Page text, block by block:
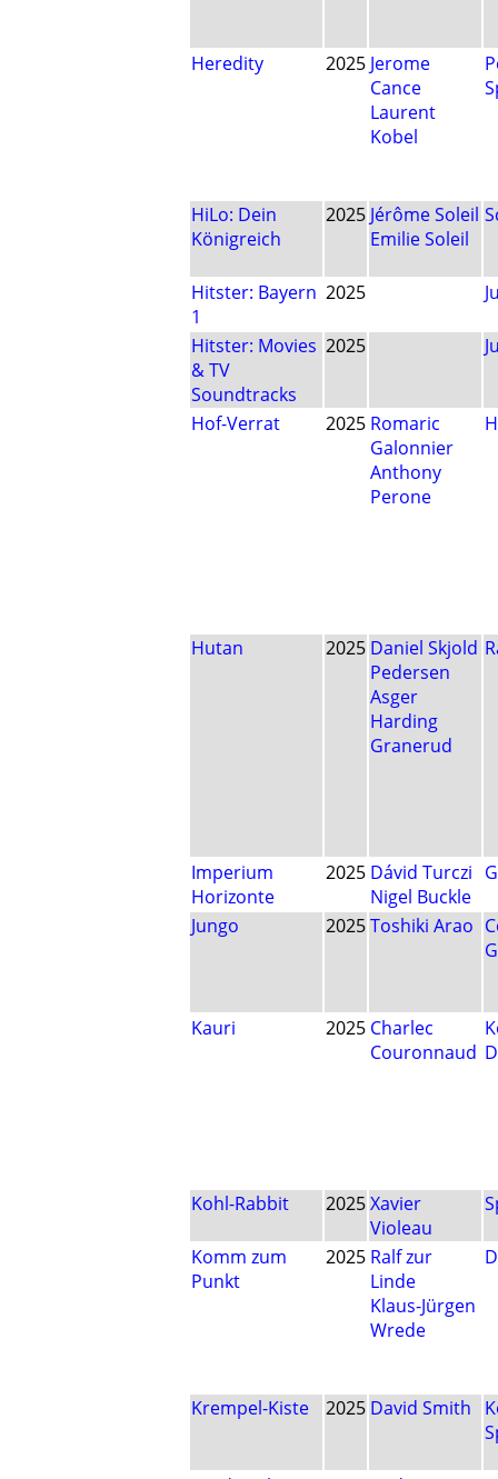
Heredity 2025 Jerome
Cance
Laurent
Kobel
HiLo: Dein
Königreich
2025 Jérôme Soleil
Emilie Soleil
Hitster: Bayern
1
2025
Hitster: Movies
& TV
Soundtracks
2025
Hof-Verrat 2025 Romaric
Galonnier
Anthony
Perone
Hutan 2025 Daniel Skjold
Pedersen
Asger
Harding
Granerud
Imperium
Horizonte
2025 Dávid Turczi
Nigel Buckle
Jungo 2025Toshiki Arao
Kauri 2025 Charlec
Couronnaud
Kohl-Rabbit 2025Xavier
Violeau
Komm zum
Punkt
2025 Ralf zur
Linde
Klaus-Jürgen
Wrede
Krempel-Kiste 2025 David Smith